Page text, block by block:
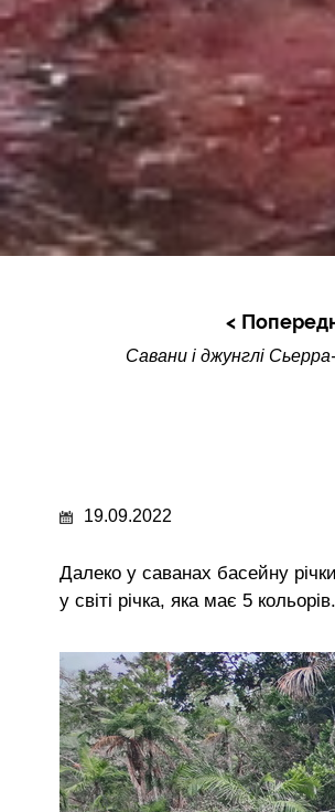
Савани і джунглі
19.09.2022
Далеко у саванах басейну річки
у світі річка, яка має 5 кольорів.